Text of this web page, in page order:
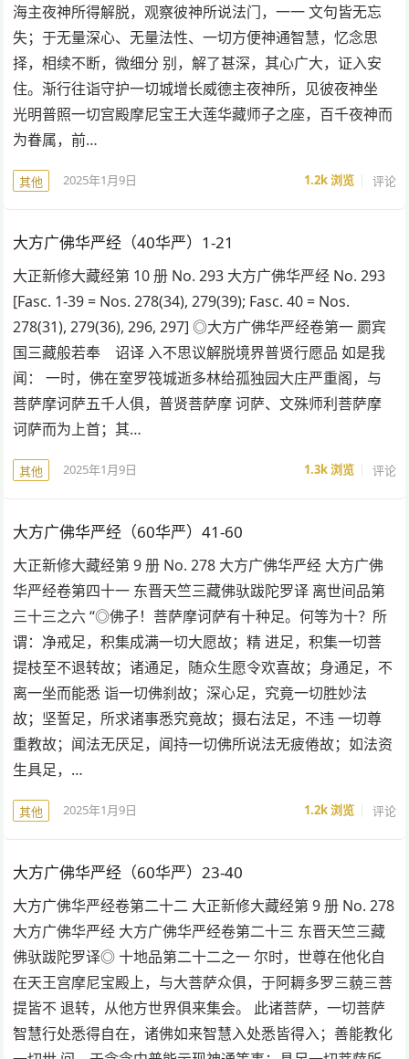
海主夜神所得解脱，观察彼神所说法门，一一 文句皆无忘
失；于无量深心、无量法性、一切方便神通智慧，忆念思
择，相续不断，微细分 别，解了甚深，其心广大，证入安
住。渐行往诣守护一切城增长威德主夜神所，见彼夜神坐
光明普照一切宫殿摩尼宝王大莲华藏师子之座，百千夜神而
为眷属，前…
其他 2025年1月9日 1.2k浏览 评论
大方广佛华严经（40华严）1-21
大正新修大藏经第 10 册 No. 293 大方广佛华严经 No. 293
[Fasc. 1-39 = Nos. 278(34), 279(39); Fasc. 40 = Nos.
278(31), 279(36), 296, 297] ◎大方广佛华严经卷第一 罽宾
国三藏般若奉 诏译 入不思议解脱境界普贤行愿品 如是我
闻： 一时，佛在室罗筏城逝多林给孤独园大庄严重阁，与
菩萨摩诃萨五千人俱，普贤菩萨摩 诃萨、文殊师利菩萨摩
诃萨而为上首；其…
其他 2025年1月9日 1.3k浏览 评论
大方广佛华严经（60华严）41-60
大正新修大藏经第 9 册 No. 278 大方广佛华严经 大方广佛
华严经卷第四十一 东晋天竺三藏佛驮跋陀罗译 离世间品第
三十三之六 “◎佛子！菩萨摩诃萨有十种足。何等为十？所
谓：净戒足，积集成满一切大愿故；精 进足，积集一切菩
提枝至不退转故；诸通足，随众生愿令欢喜故；身通足，不
离一坐而能悉 诣一切佛刹故；深心足，究竟一切胜妙法
故；坚誓足，所求诸事悉究竟故；摄右法足，不违 一切尊
重教故；闻法无厌足，闻持一切佛所说法无疲倦故；如法资
生具足，…
其他 2025年1月9日 1.2k浏览 评论
大方广佛华严经（60华严）23-40
大方广佛华严经卷第二十二 大正新修大藏经第 9 册 No. 278
大方广佛华严经 大方广佛华严经卷第二十三 东晋天竺三藏
佛驮跋陀罗译◎ 十地品第二十二之一 尔时，世尊在他化自
在天王宫摩尼宝殿上，与大菩萨众俱，于阿耨多罗三藐三菩
提皆不 退转，从他方世界俱来集会。 此诸菩萨，一切菩萨
智慧行处悉得自在，诸佛如来智慧入处悉皆得入；善能教化